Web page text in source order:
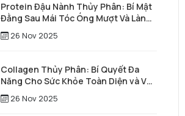
Protein Đậu Nành Thủy Phân: Bí Mật
Đằng Sau Mái Tóc Óng Mượt Và Làn
Da Trẻ Trung
26 Nov 2025
Collagen Thủy Phân: Bí Quyết Đa
Năng Cho Sức Khỏe Toàn Diện và Vẻ
Đẹp Vượt Thời Gian
26 Nov 2025